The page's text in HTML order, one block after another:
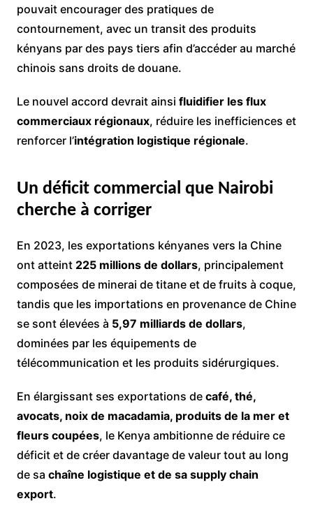
pouvait encourager des pratiques de
contournement, avec un transit des produits
kényans par des pays tiers afin d’accéder au marché
chinois sans droits de douane.
Le nouvel accord devrait ainsi fluidifier les flux
commerciaux régionaux, réduire les inefficiences et
renforcer l’intégration logistique régionale.
Un déficit commercial que Nairobi
cherche à corriger
En 2023, les exportations kényanes vers la Chine
ont atteint 225 millions de dollars, principalement
composées de minerai de titane et de fruits à coque,
tandis que les importations en provenance de Chine
se sont élevées à 5,97 milliards de dollars,
dominées par les équipements de
télécommunication et les produits sidérurgiques.
En élargissant ses exportations de café, thé,
avocats, noix de macadamia, produits de la mer et
fleurs coupées, le Kenya ambitionne de réduire ce
déficit et de créer davantage de valeur tout au long
de sa chaîne logistique et de sa supply chain
export.